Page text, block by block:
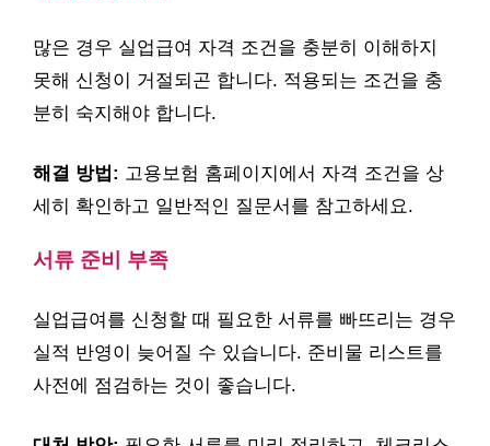
많은 경우 실업급여 자격 조건을 충분히 이해하지
못해 신청이 거절되곤 합니다. 적용되는 조건을 충
분히 숙지해야 합니다.
해결 방법: 고용보험 홈페이지에서 자격 조건을 상
세히 확인하고 일반적인 질문서를 참고하세요.
서류 준비 부족
실업급여를 신청할 때 필요한 서류를 빠뜨리는 경우
실적 반영이 늦어질 수 있습니다. 준비물 리스트를
사전에 점검하는 것이 좋습니다.